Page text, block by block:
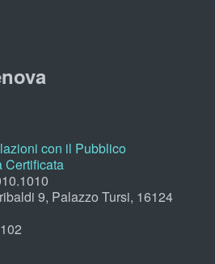
con il Pubblico
Certificata
9, Palazzo Tursi, 16124